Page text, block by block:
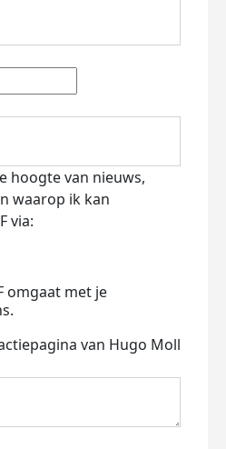
hoogte van nieuws,
waarop ik kan
via:
omgaat met je
van Hugo Moll